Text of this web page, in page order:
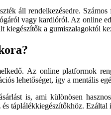
áll rendelkezésedre.
vagy kardióról. Az online
kiegészítők a gumiszalagoktól
Az online platformok
lehetőséget, így a mentális
is, ami különösen
táplálékkiegészítőkhöz.